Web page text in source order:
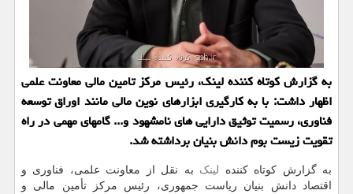
به گزارش کوتاه کننده لینک، رئیس مرکز تامین مالی معاونت علمی
اظهار داشت: با به کارگیری ابزارهای نوین مالی مانند اوراق توسعه
فناوری، رسمیت توثیق دارایی های نامشهود و... گامهای مهمی در راه
تقویت زیست بوم دانش بنیان برداشته شد.
به گزارش کوتاه کننده لینک به نقل از معاونت علمی، فناوری و
اقتصاد دانش بنیان ریاست جمهوری، رئیس مرکز تأمین مالی و